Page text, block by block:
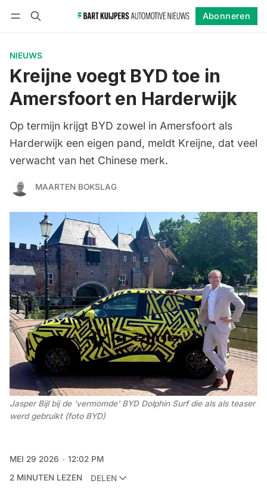
Abonneren
NIEUWS
Kreijne voegt BYD toe in
Amersfoort en Harderwijk
Op termijn krijgt BYD zowel in Amersfoort als
Harderwijk een eigen pand, meldt Kreijne, dat veel
verwacht van het Chinese merk.
MAARTEN BOKSLAG
Jasper Bijl bij de 'vermomde' BYD Dolphin Surf die als als teaser
werd gebruikt (foto BYD)
MEI 29 2026
12:02 PM
2 MINUTEN LEZEN
DELEN